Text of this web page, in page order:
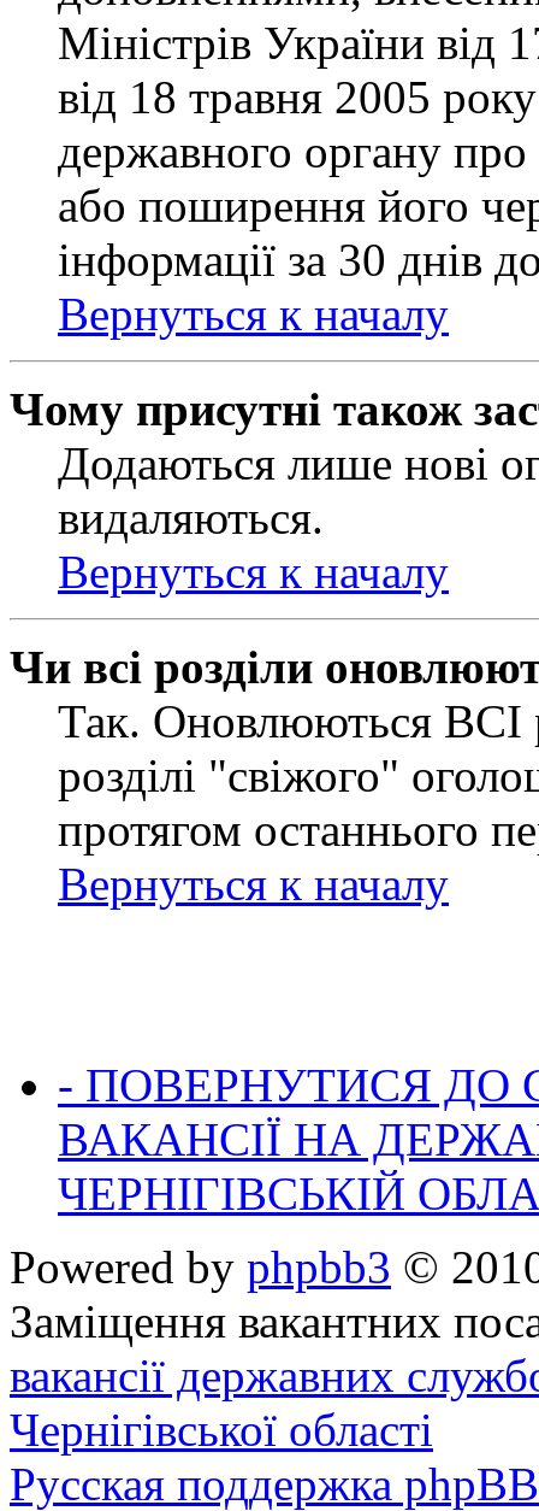
Міністрів України від
від 18 травня 2005
державного органу
або поширення його
інформації за 30 днів
Вернуться к началу
Чому присутні також
Додаються лише нові
видаляються.
Вернуться к началу
Чи всі розділи
Так. Оновлюються ВСІ
розділі "свіжого"
протягом останнього
Вернуться к началу
- ПОВЕРНУТИСЯ ДО
ВАКАНСІЇ НА
ЧЕРНІГІВСЬКІЙ
Powered by phpbb3 ©
Заміщення вакантних
вакансії державних
Чернігівської області
Русская поддержка phpBB